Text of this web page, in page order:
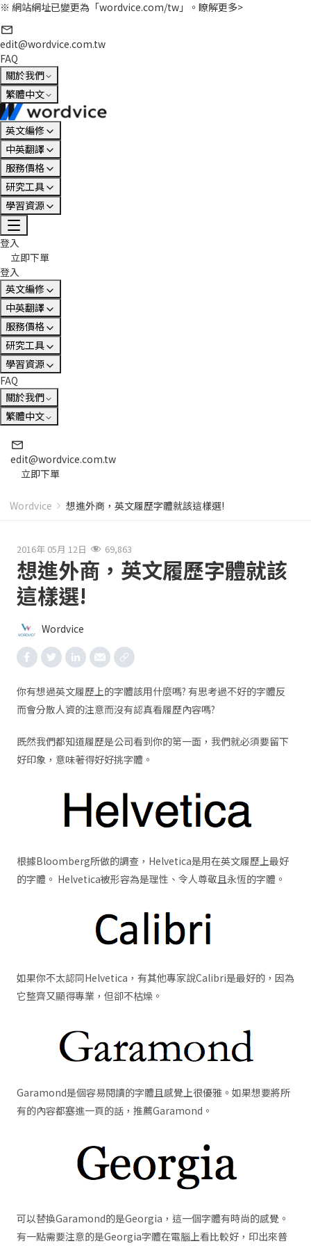
※ 網站網址已變更為「wordvice.com/tw」。 瞭解更多>
edit@wordvice.com.tw
FAQ
關於我們
繁體中文
英文編修
中英翻譯
服務價格
研究工具
學習資源
登入
立即下單
登入
英文編修
中英翻譯
服務價格
研究工具
學習資源
FAQ
關於我們
繁體中文
edit@wordvice.com.tw
立即下單
Wordvice 想進外商，英文履歷字體就該這樣選!
2016年 05月 12日 69,863
想進外商，英文履歷字體就該
這樣選!
Wordvice
你有想過英文履歷上的字體該用什麼嗎? 有思考過不好的字體反
而會分散人資的注意而沒有認真看履歷內容嗎?
既然我們都知道履歷是公司看到你的第一面，我們就必須要留下
好印象，意味著得好好挑字體。
根據Bloomberg所做的調查，Helvetica是用在英文履歷上最好
的字體。 Helvetica被形容為是理性、令人尊敬且永恆的字體。
如果你不太認同Helvetica，有其他專家說Calibri是最好的，因為
它整齊又顯得專業，但卻不枯燥。
Garamond是個容易閱讀的字體且感覺上很優雅。如果想要將所
有的內容都塞進一頁的話，推薦Garamond。
可以替換Garamond的是Georgia，這一個字體有時尚的感覺。
有一點需要注意的是Georgia字體在電腦上看比較好，印出來普